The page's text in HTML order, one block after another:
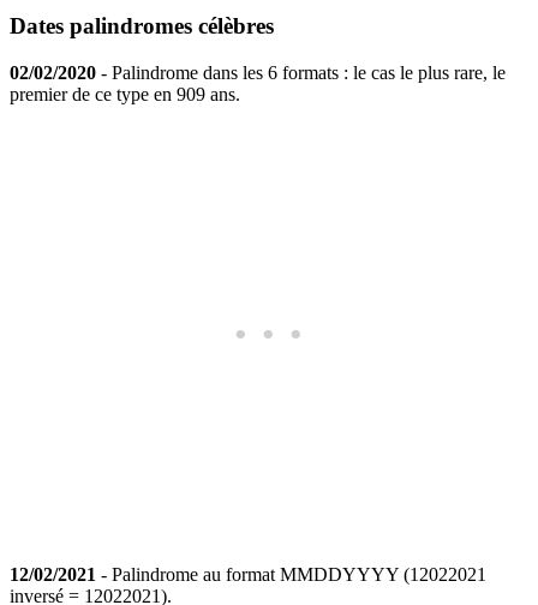
Dates palindromes célèbres
02/02/2020 - Palindrome dans les 6 formats : le cas le plus rare, le
premier de ce type en 909 ans.
12/02/2021 - Palindrome au format MMDDYYYY (12022021
inversé = 12022021).